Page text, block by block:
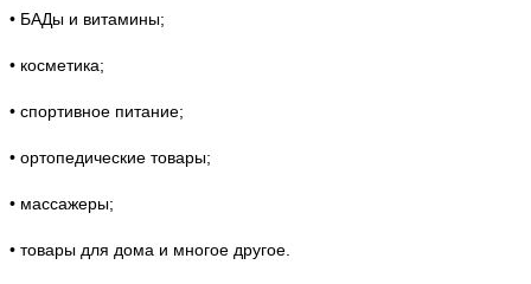
• БАДы и витамины;
• косметика;
• спортивное питание;
• ортопедические товары;
• массажеры;
• товары для дома и многое другое.